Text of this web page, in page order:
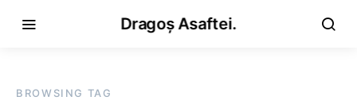
Dragoș Asaftei.
BROWSING TAG